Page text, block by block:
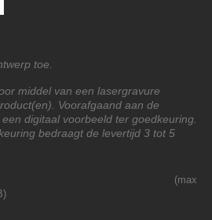
toe.
middel van een lasergravure
Voorafgaand aan de
digitaal voorbeeld ter goedkeuring.
bedraagt de levertijd 3 tot 5
(max